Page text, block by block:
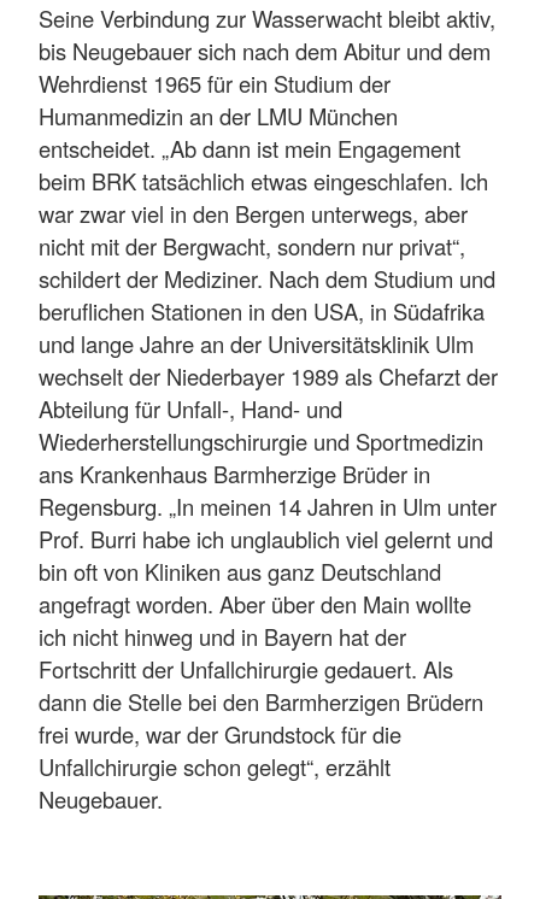
Seine Verbindung zur Wasserwacht bleibt aktiv,
bis Neugebauer sich nach dem Abitur und dem
Wehrdienst 1965 für ein Studium der
Humanmedizin an der LMU München
entscheidet. „Ab dann ist mein Engagement
beim BRK tatsächlich etwas eingeschlafen. Ich
war zwar viel in den Bergen unterwegs, aber
nicht mit der Bergwacht, sondern nur privat“,
schildert der Mediziner. Nach dem Studium und
beruflichen Stationen in den USA, in Südafrika
und lange Jahre an der Universitätsklinik Ulm
wechselt der Niederbayer 1989 als Chefarzt der
Abteilung für Unfall-, Hand- und
Wiederherstellungschirurgie und Sportmedizin
ans Krankenhaus Barmherzige Brüder in
Regensburg. „In meinen 14 Jahren in Ulm unter
Prof. Burri habe ich unglaublich viel gelernt und
bin oft von Kliniken aus ganz Deutschland
angefragt worden. Aber über den Main wollte
ich nicht hinweg und in Bayern hat der
Fortschritt der Unfallchirurgie gedauert. Als
dann die Stelle bei den Barmherzigen Brüdern
frei wurde, war der Grundstock für die
Unfallchirurgie schon gelegt“, erzählt
Neugebauer.